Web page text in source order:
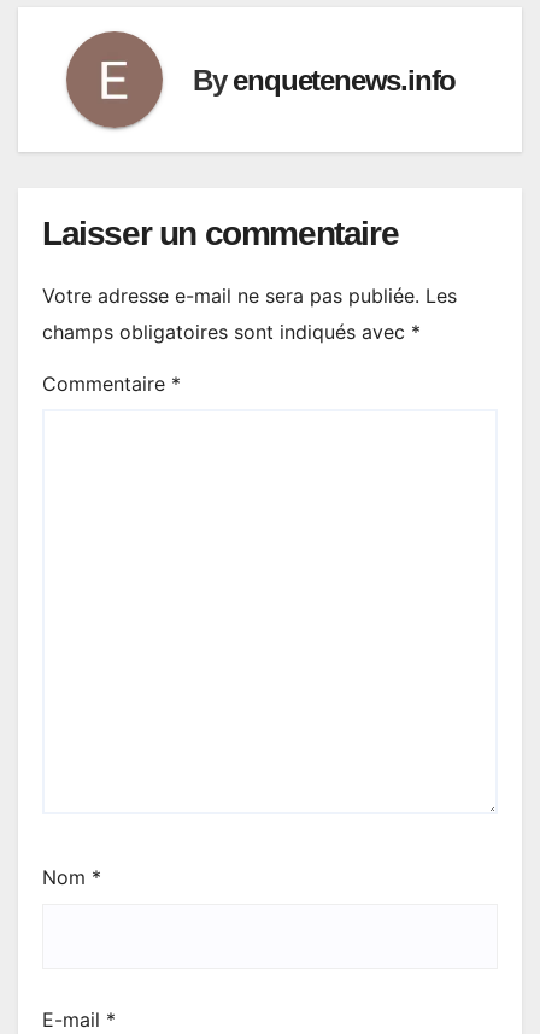
Byenquetenews.info
Laisser un commentaire
Votre adresse e-mail ne sera pas publiée. Les
champs obligatoires sont indiqués avec *
Commentaire *
Nom *
E-mail *